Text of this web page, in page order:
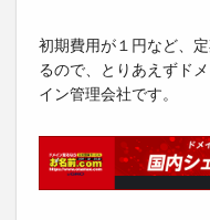
初期費用が１円など、
るので、とりあえずド
イン管理会社です。